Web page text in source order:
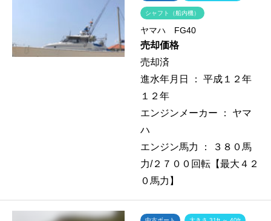
シャフト（船内機）
ヤマハ FG40
売却価格
売却済
進水年月日 ： 平成１２年
１２年
エンジンメーカー ： ヤマ
ハ
エンジン馬力 ：
３８０馬
力/２７００回転【最大４２
０馬力】